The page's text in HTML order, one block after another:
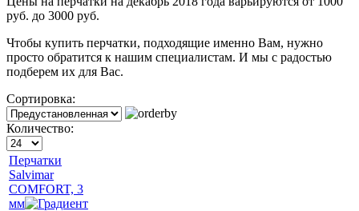
руб. до 3000 руб.
Чтобы купить перчатки, подходящие именно Вам, нужно
просто обратится к нашим специалистам. И мы с радостью
подберем их для Вас.
Сортировка:
Количество:
Перчатки
Salvimar
COMFORT, 3
мм